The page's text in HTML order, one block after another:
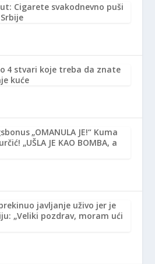
Cigarete svakodnevno puši
4 stvari koje treba da znate
kuće
„OMANULA JE!“ Kuma
„UŠLA JE KAO BOMBA, a
javljanje uživo jer je
„Veliki pozdrav, moram ući